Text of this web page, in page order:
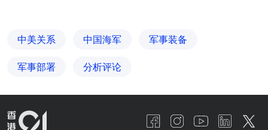
中美关系 中国海军 军事装备
军事部署 分析评论